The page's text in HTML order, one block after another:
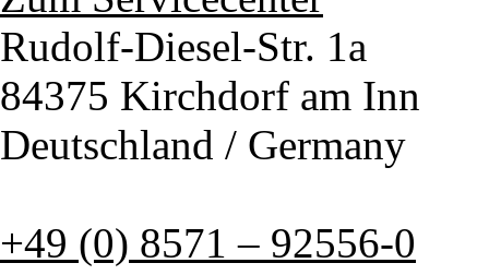
Rudolf-Diesel-Str. 1a
84375 Kirchdorf am Inn
Deutschland / Germany
+49 (0) 8571 – 92556-0